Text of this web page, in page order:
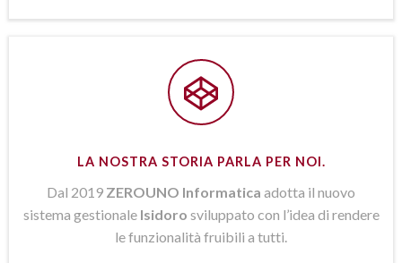
LA NOSTRA STORIA PARLA PER NOI.
Dal 2019 ZEROUNO Informatica adotta il nuovo
sistema gestionale Isidoro sviluppato con l’idea di rendere
le funzionalità fruibili a tutti.